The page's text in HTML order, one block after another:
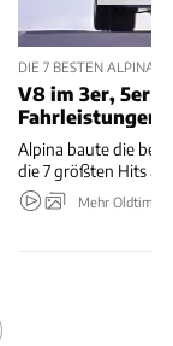
DIE 7 BESTEN ALPINA
V8 im 3er, 5er
Fahrleistungen
Alpina baute die
die 7 größten Hits
Mehr Oldtimer